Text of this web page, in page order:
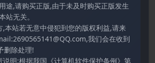
途,请购买正版,由于未及时购买正版发生
站无关。
,本站若无意中侵犯到您的版权利益,请来
我们会在收到
删除处理!
说明:根据我国《计算机软件保护条例》第